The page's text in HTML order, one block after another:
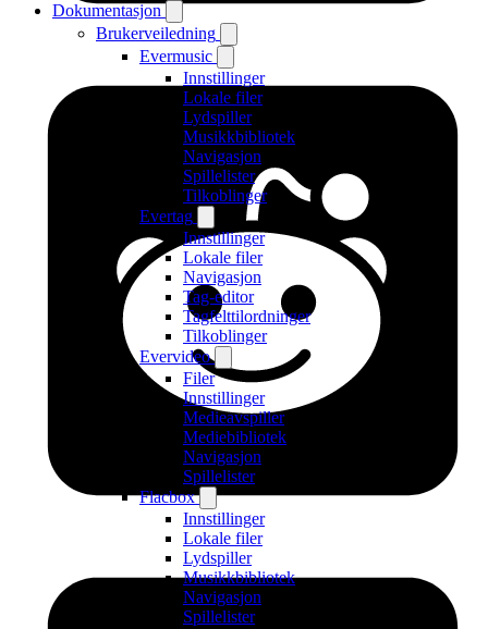
Dokumentasjon
Brukerveiledning
Evermusic
Innstillinger
Lokale filer
Lydspiller
Musikkbibliotek
Navigasjon
Spillelister
Tilkoblinger
Evertag
Innstillinger
Lokale filer
Navigasjon
Tag-editor
Tagfelttilordninger
Tilkoblinger
Evervideo
Filer
Innstillinger
Medieavspiller
Mediebibliotek
Navigasjon
Spillelister
Flacbox
Innstillinger
Lokale filer
Lydspiller
Musikkbibliotek
Navigasjon
Spillelister